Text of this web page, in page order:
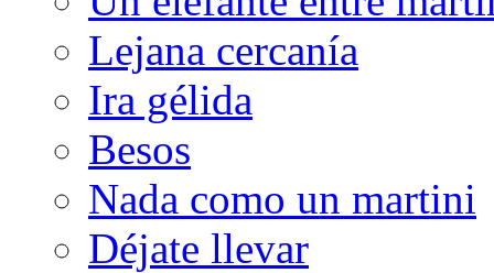
Lejana cercanía
Ira gélida
Besos
Nada como un martini
Déjate llevar